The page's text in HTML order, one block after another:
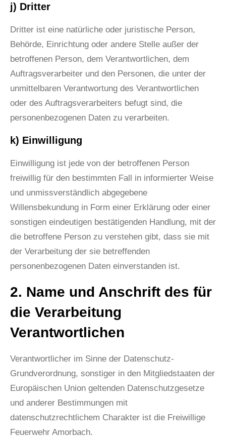
j) Dritter
Dritter ist eine natürliche oder juristische Person,
Behörde, Einrichtung oder andere Stelle außer der
betroffenen Person, dem Verantwortlichen, dem
Auftragsverarbeiter und den Personen, die unter der
unmittelbaren Verantwortung des Verantwortlichen
oder des Auftragsverarbeiters befugt sind, die
personenbezogenen Daten zu verarbeiten.
k) Einwilligung
Einwilligung ist jede von der betroffenen Person
freiwillig für den bestimmten Fall in informierter Weise
und unmissverständlich abgegebene
Willensbekundung in Form einer Erklärung oder einer
sonstigen eindeutigen bestätigenden Handlung, mit der
die betroffene Person zu verstehen gibt, dass sie mit
der Verarbeitung der sie betreffenden
personenbezogenen Daten einverstanden ist.
2. Name und Anschrift des für
die Verarbeitung
Verantwortlichen
Verantwortlicher im Sinne der Datenschutz-
Grundverordnung, sonstiger in den Mitgliedstaaten der
Europäischen Union geltenden Datenschutzgesetze
und anderer Bestimmungen mit
datenschutzrechtlichem Charakter ist die Freiwillige
Feuerwehr Amorbach.